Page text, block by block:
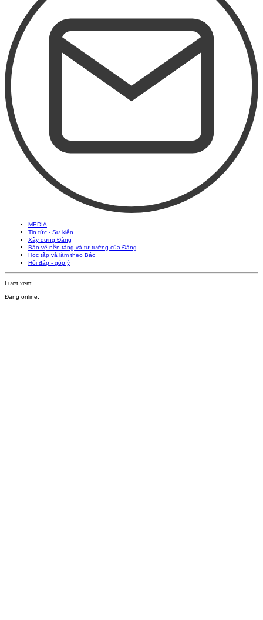
MEDIA
Tin tức - Sự kiện
Xây dựng Đảng
Bảo vệ nền tảng và tư tưởng của Đảng
Học tập và làm theo Bác
Hỏi đáp - góp ý
Lượt xem:
Đang online: